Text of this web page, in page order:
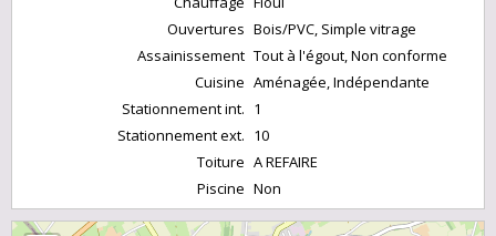
Ouvertures Bois/PVC, Simple vitrage
Assainissement Tout à l'égout, Non conforme
Cuisine Aménagée, Indépendante
Stationnement int. 1
Stationnement ext. 10
Toiture A REFAIRE
Piscine Non